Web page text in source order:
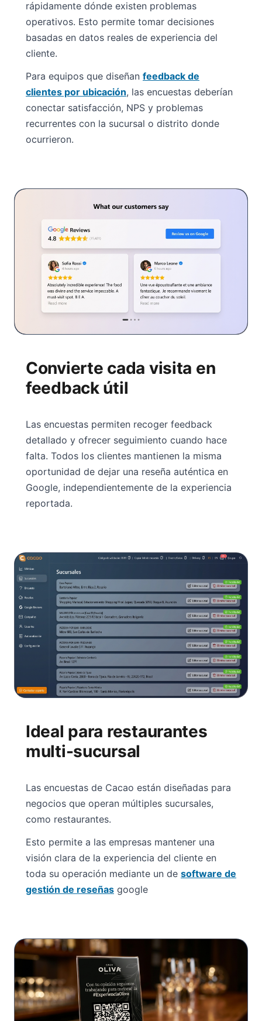
rápidamente dónde existen problemas
operativos. Esto permite tomar decisiones
basadas en datos reales de experiencia del
cliente.
Para equipos que diseñan feedback de
clientes por ubicación, las encuestas deberían
conectar satisfacción, NPS y problemas
recurrentes con la sucursal o distrito donde
ocurrieron.
Convierte cada visita en
feedback útil
Las encuestas permiten recoger feedback
detallado y ofrecer seguimiento cuando hace
falta. Todos los clientes mantienen la misma
oportunidad de dejar una reseña auténtica en
Google, independientemente de la experiencia
reportada.
Ideal para restaurantes
multi-sucursal
Las encuestas de Cacao están diseñadas para
negocios que operan múltiples sucursales,
como restaurantes.
Esto permite a las empresas mantener una
visión clara de la experiencia del cliente en
toda su operación mediante un de software de
gestión de reseñas google